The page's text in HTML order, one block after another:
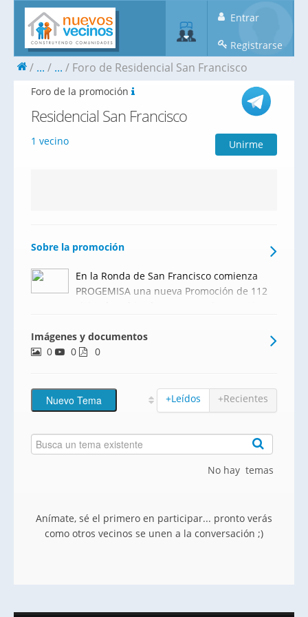
Entrar
Registrarse
... ... Foro de Residencial San Francisco
Foro de la promoción
Residencial San Francisco
1 vecino Unirme
Sobre la promoción
En la Ronda de San Francisco comienza
PROGEMISA una nueva Promoción de 112
dotación excelente con piscina, gran
jardín, zona de juego de niños, pista de
Imágenes y documentos
0
0 0
+Leídos +Recientes
No hay temas
Anímate, sé el primero en participar... pronto verás
como otros vecinos se unen a la conversación ;)